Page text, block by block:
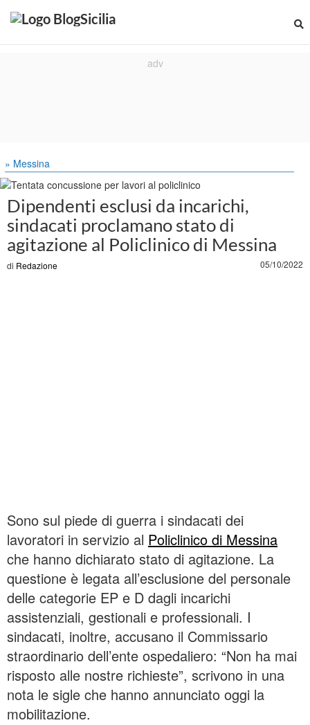
» Messina
Dipendenti esclusi da incarichi,
sindacati proclamano stato di
agitazione al Policlinico di Messina
di Redazione 05/10/2022
Sono sul piede di guerra i sindacati dei
lavoratori in servizio al Policlinico di Messina
che hanno dichiarato stato di agitazione. La
questione è legata all’esclusione del personale
delle categorie EP e D dagli incarichi
assistenziali, gestionali e professionali. I
sindacati, inoltre, accusano il Commissario
straordinario dell’ente ospedaliero: “Non ha mai
risposto alle nostre richieste”, scrivono in una
nota le sigle che hanno annunciato oggi la
mobilitazione.